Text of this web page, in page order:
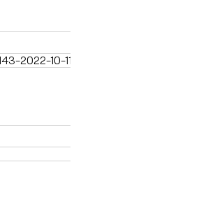
2022-10-11-dk.pdf (2)